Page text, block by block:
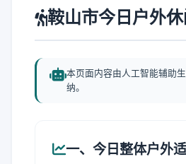
鞍山市今日户外
本页面内容由人工智能辅助
纳。
一、今日整体户外